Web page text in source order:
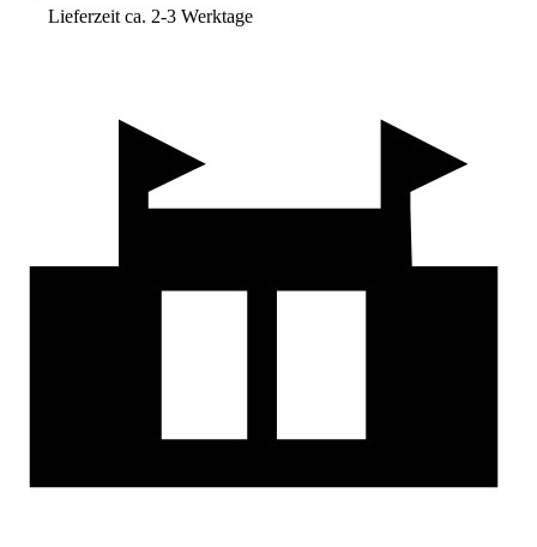
Lieferzeit ca. 2-3 Werktage